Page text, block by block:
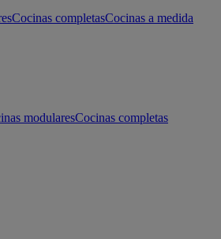
Cocinas completasCocinas a medida
modularesCocinas completas